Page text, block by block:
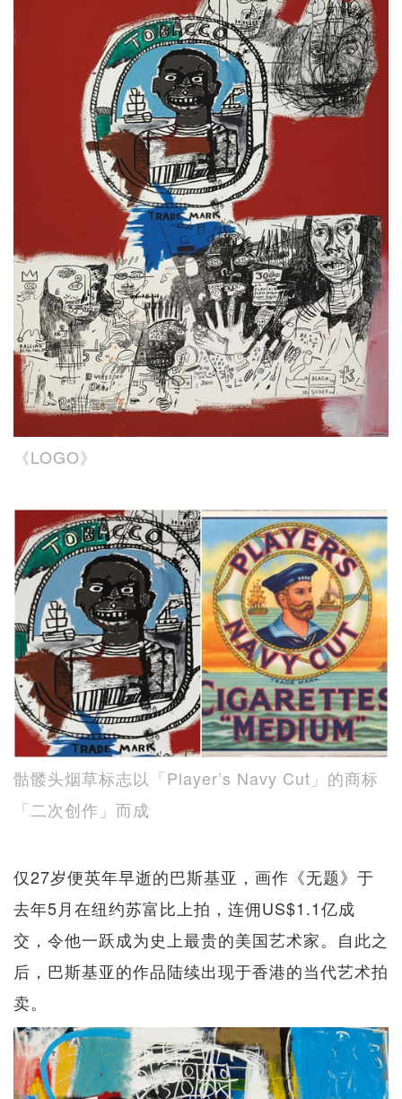
《LOGO》
骷髅头烟草标志以「Player’s Navy Cut」的商标
「二次创作」而成
仅27岁便英年早逝的巴斯基亚，画作《无题》于
去年5月在纽约苏富比上拍，连佣US$1.1亿成
交，令他一跃成为史上最贵的美国艺术家。自此之
后，巴斯基亚的作品陆续出现于香港的当代艺术拍
卖。